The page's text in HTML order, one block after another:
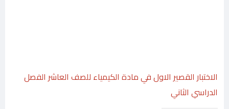
الاختبار القصير الاول في مادة الكيمياء للصف العاشر الفصل
الدراسي الثاني